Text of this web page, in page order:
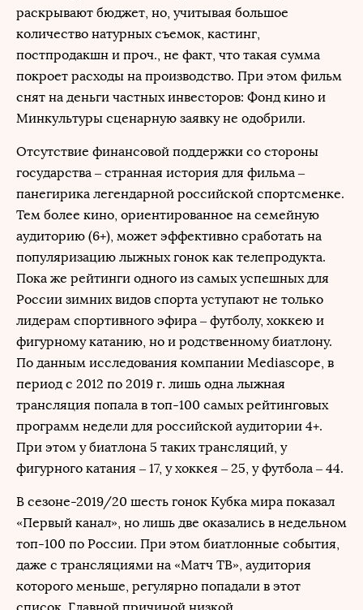
раскрывают бюджет, но, учитывая большое
количество натурных съемок, кастинг,
постпродакшн и проч., не факт, что такая сумма
покроет расходы на производство. При этом фильм
снят на деньги частных инвесторов: Фонд кино и
Минкультуры сценарную заявку не одобрили.
Отсутствие финансовой поддержки со стороны
государства – странная история для фильма –
панегирика легендарной российской спортсменке.
Тем более кино, ориентированное на семейную
аудиторию (6+), может эффективно сработать на
популяризацию лыжных гонок как телепродукта.
Пока же рейтинги одного из самых успешных для
России зимних видов спорта уступают не только
лидерам спортивного эфира – футболу, хоккею и
фигурному катанию, но и родственному биатлону.
По данным исследования компании Mediascope, в
период с 2012 по 2019 г. лишь одна лыжная
трансляция попала в топ-100 самых рейтинговых
программ недели для российской аудитории 4+.
При этом у биатлона 5 таких трансляций, у
фигурного катания – 17, у хоккея – 25, у футбола – 44.
В сезоне-2019/20 шесть гонок Кубка мира показал
«Первый канал», но лишь две оказались в недельном
топ-100 по России. При этом биатлонные события,
даже с трансляциями на «Матч ТВ», аудитория
которого меньше, регулярно попадали в этот